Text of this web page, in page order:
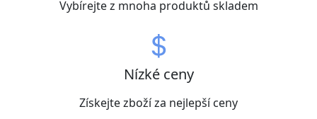
Vybírejte z mnoha produktů skladem
Nízké ceny
Získejte zboží za nejlepší ceny